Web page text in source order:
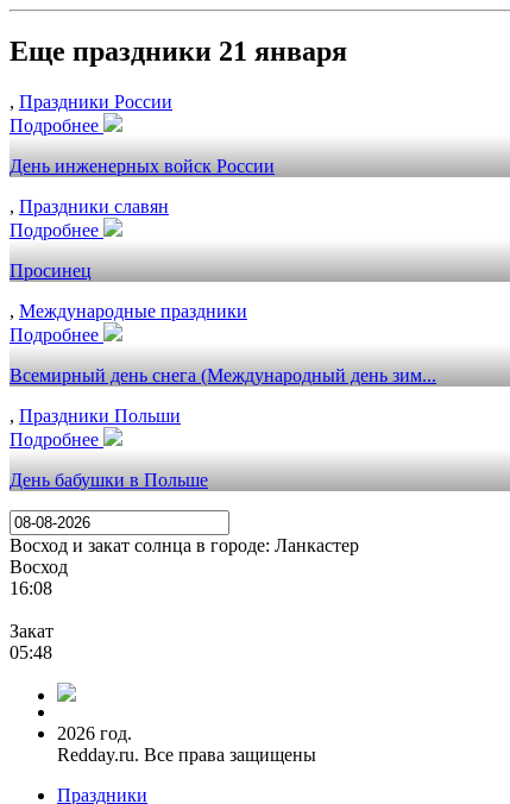
Еще праздники 21 января
, Праздники России
Подробнее
День инженерных войск России
, Праздники славян
Подробнее
Просинец
, Международные праздники
Подробнее
Всемирный день снега (Международный день зим...
, Праздники Польши
Подробнее
День бабушки в Польше
Восход и закат солнца в городе: Ланкастер
Восход
16:08
Закат
05:48
2026 год.
Redday.ru. Все права защищены
Праздники